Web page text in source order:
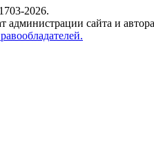
2026.
сайта и